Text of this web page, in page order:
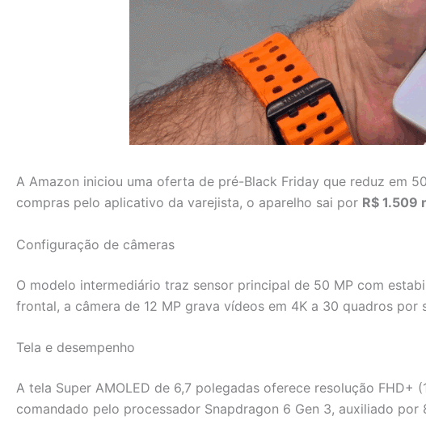
A Amazon iniciou uma oferta de pré-Black Friday que reduz em
compras pelo aplicativo da varejista, o aparelho sai por R$ 1.509
Configuração de câmeras
O modelo intermediário traz sensor principal de 50 MP com
frontal, a câmera de 12 MP grava vídeos em 4K a 30 quadros por
Tela e desempenho
A tela Super AMOLED de 6,7 polegadas oferece resolução
comandado pelo processador Snapdragon 6 Gen 3, auxiliado por